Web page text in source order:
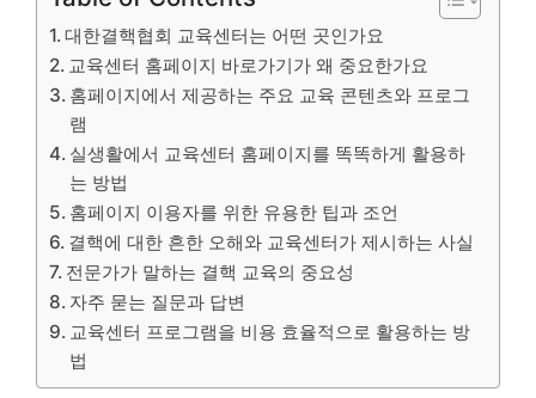
대한결핵협회 교육센터는 어떤 곳인가요
교육센터 홈페이지 바로가기가 왜 중요한가요
홈페이지에서 제공하는 주요 교육 콘텐츠와 프로그
램
실생활에서 교육센터 홈페이지를 똑똑하게 활용하
는 방법
홈페이지 이용자를 위한 유용한 팁과 조언
결핵에 대한 흔한 오해와 교육센터가 제시하는 사실
전문가가 말하는 결핵 교육의 중요성
자주 묻는 질문과 답변
교육센터 프로그램을 비용 효율적으로 활용하는 방
법